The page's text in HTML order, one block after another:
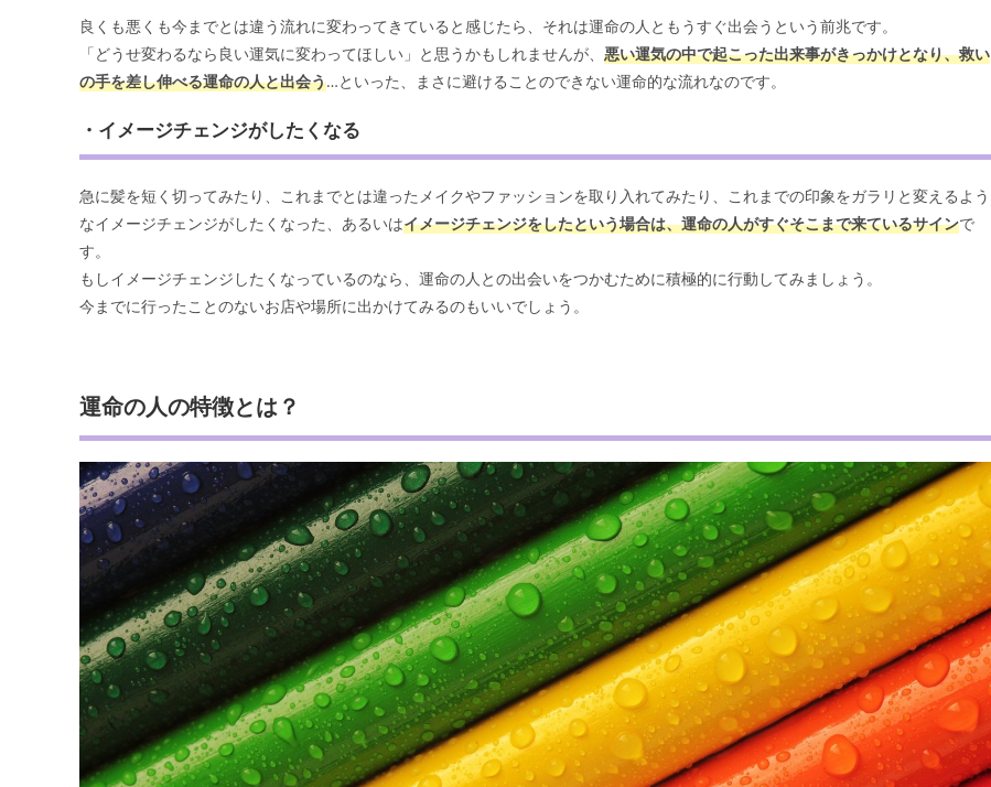
良くも悪くも今までとは違う流れに変わってきていると感じたら、それは運命の人ともうすぐ出会うという前兆です。
「どうせ変わるなら良い運気に変わってほしい」と思うかもしれませんが、 悪い運気の中で起こった出来事がきっかけとなり、救い
の手を差し伸べる運命の人と出会う…といった、まさに避けることのできない運命的な流れなのです。
・イメージチェンジがしたくなる
急に髪を短く切ってみたり、これまでとは違ったメイクやファッションを取り入れてみたり、これまでの印象をガラリと変えるよう
なイメージチェンジがしたくなった、あるいはイメージチェンジをしたという場合は、運命の人がすぐそこまで来ているサインで
す。
もしイメージチェンジしたくなっているのなら、運命の人との出会いをつかむために積極的に行動してみましょう。
今までに行ったことのないお店や場所に出かけてみるのもいいでしょう。
運命の人の特徴とは？